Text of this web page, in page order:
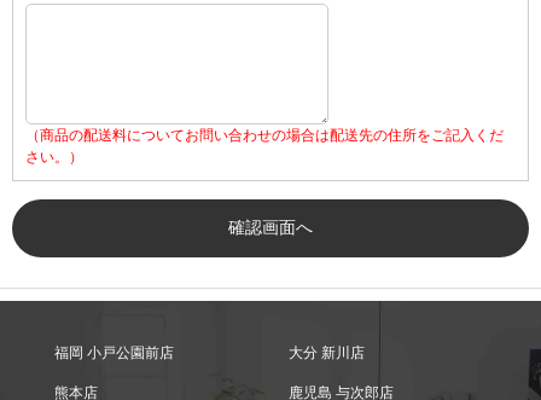
（商品の配送料についてお問い合わせの場合は配送先の住所をご記入くだ
さい。）
福岡 小戸公園前店 大分 新川店
熊本店 鹿児島 与次郎店